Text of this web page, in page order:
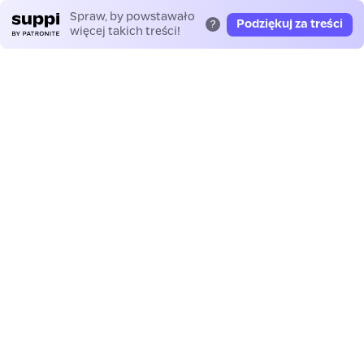
Spraw, by powstawało
więcej takich treści!
? Podziękuj za treści